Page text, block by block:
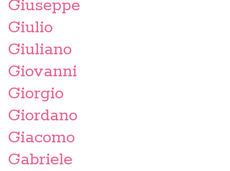
Giuseppe
Giulio
Giuliano
Giovanni
Giorgio
Giordano
Giacomo
Gabriele